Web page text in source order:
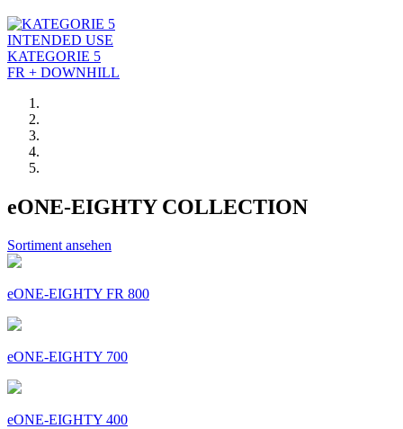
INTENDED USE
KATEGORIE 5
FR + DOWNHILL
eONE-EIGHTY COLLECTION
Sortiment ansehen
eONE-EIGHTY FR 800
eONE-EIGHTY 700
eONE-EIGHTY 400